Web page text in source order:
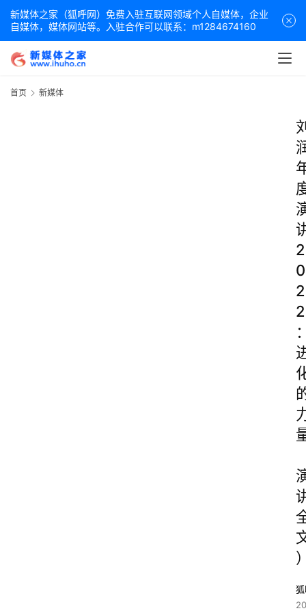
新媒体之家（狐呼网）免费入驻互联网领域个人自媒体，企业
自媒体，媒体网站等。入驻合作可以联系：m1284674160
首页 新媒体
2
0
2
2